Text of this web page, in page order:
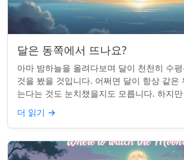
달은 동쪽에서 뜨나요?
아마 밤하늘을 올려다보며 달이 천천히 수
것을 봤을 것입니다. 어쩌면 달이 항상 같은
는다는 것도 눈치챘을지도 모릅니다. 하지
달은 정말 매번 동쪽에서 뜰까요?...
더 읽기 →